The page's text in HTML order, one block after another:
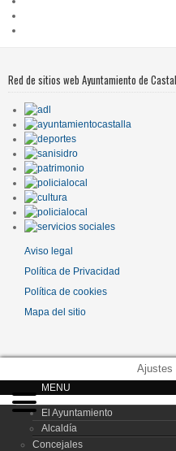
Red de sitios web Ayuntamiento de
Aviso legal
Política de Privacidad
Política de cookies
Mapa del sitio
Ajustes
MENU
El Ayuntamiento
Alcaldía
Concejales